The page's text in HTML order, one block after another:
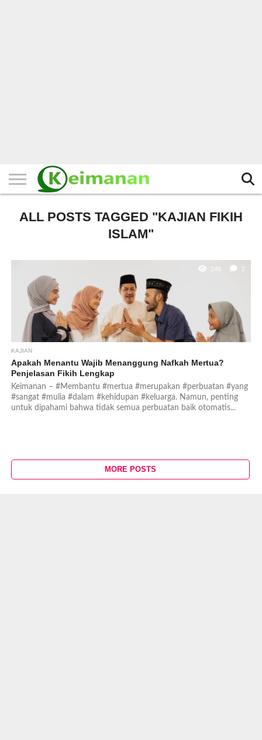
ALL POSTS TAGGED "KAJIAN FIKIH
ISLAM"
149 2
KAJIAN
Apakah Menantu Wajib Menanggung Nafkah Mertua?
Penjelasan Fikih Lengkap
Keimanan – #Membantu #mertua #merupakan #perbuatan #yang
#sangat #mulia #dalam #kehidupan #keluarga. Namun, penting
untuk dipahami bahwa tidak semua perbuatan baik otomatis...
MORE POSTS